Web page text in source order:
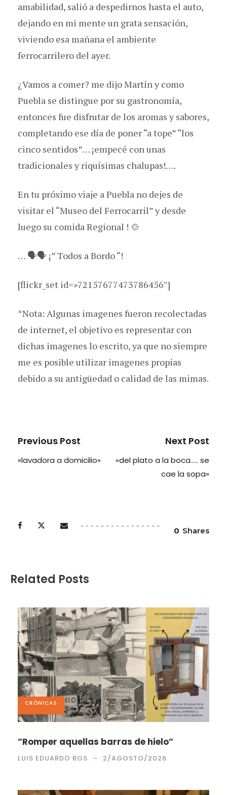
amabilidad, salió a despedirnos hasta el auto,
dejando en mi mente un grata sensación,
viviendo esa mañana el ambiente
ferrocarrilero del ayer.
¿Vamos a comer? me dijo Martín y como
Puebla se distingue por su gastronomía,
entonces fue disfrutar de los aromas y sabores,
completando ese día de poner “a tope” “los
cinco sentidos”… ¡empecé con unas
tradicionales y riquísimas chalupas!….
En tu próximo viaje a Puebla no dejes de
visitar el “Museo del Ferrocarril” y desde
luego su comida Regional ! 🍲
… 🗣🗣 ¡” Todos a Bordo “!
[flickr_set id=»72157677473786456″]
*Nota: Algunas imagenes fueron recolectadas
de internet, el objetivo es representar con
dichas imagenes lo escrito, ya que no siempre
me es posible utilizar imagenes propias
debido a su antigüedad o calidad de las mimas.
Previous Post
«lavadora a domicilio»
Next Post
«del plato a la boca….. se
cae la sopa»
0 Shares
Related Posts
CRÓNICAS
”Romper aquellas barras de hielo”
LUIS EDUARDO ROS 2/AGOSTO/2026